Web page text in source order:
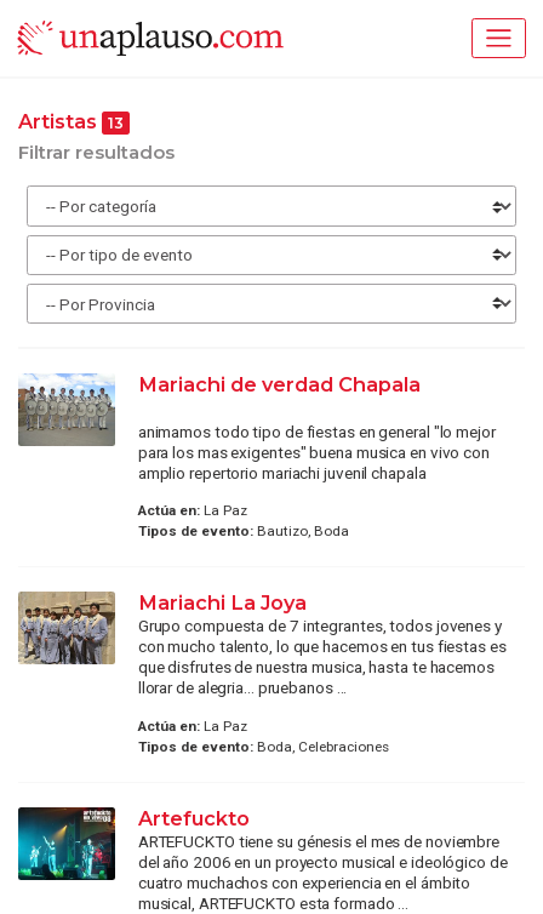
Artistas 13
Filtrar resultados
Mariachi de verdad Chapala
animamos todo tipo de fiestas en general "lo mejor
para los mas exigentes" buena musica en vivo con
amplio repertorio mariachi juvenil chapala
Actúa en:La Paz
Tipos de evento:Bautizo, Boda
Mariachi La Joya
Grupo compuesta de 7 integrantes, todos jovenes y
con mucho talento, lo que hacemos en tus fiestas es
que disfrutes de nuestra musica, hasta te hacemos
llorar de alegria... pruebanos ...
Actúa en:La Paz
Tipos de evento:Boda, Celebraciones
Artefuckto
ARTEFUCKTO tiene su génesis el mes de noviembre
del año 2006 en un proyecto musical e ideológico de
cuatro muchachos con experiencia en el ámbito
musical, ARTEFUCKTO esta formado ...